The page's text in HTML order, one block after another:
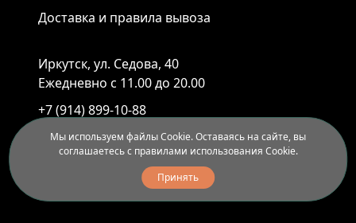
Доставка и правила вывоза
Иркутск, ул. Седова, 40
Ежедневно с 11.00 до 20.00
+7 (914) 899-10-88
+7 (3952) 55-45-95
Мы используем файлы Cookie. Оставаясь на сайте, вы
соглашаетесь с правилами использования Cookie.
Принять